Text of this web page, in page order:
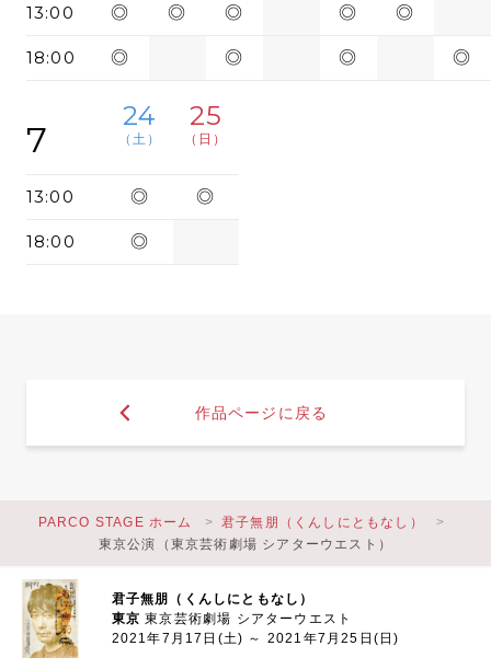
13:00 ◎ ◎ ◎ ◎ ◎
18:00 ◎ ◎ ◎ ◎
7
24
（土）
25
（日）
13:00 ◎ ◎
18:00 ◎
作品ページに戻る
君子無朋（くんしにともなし）
東京東京芸術劇場 シアターウエスト
2021年7月17日(土) ～ 2021年7月25日(日)
PARCO STAGE ホーム
君子無朋（くんしにともなし）
東京公演（東京芸術劇場 シアターウエスト）